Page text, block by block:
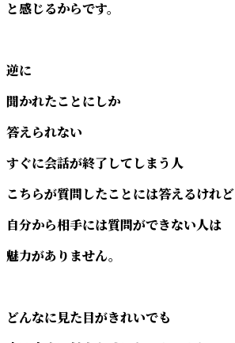
と感じるからです。
逆に
聞かれたことにしか
答えられない
すぐに会話が終了してしまう人
こちらが質問したことには答えるけれど
自分から相手には質問ができない人は
魅力がありません。
どんなに見た目がきれいでも